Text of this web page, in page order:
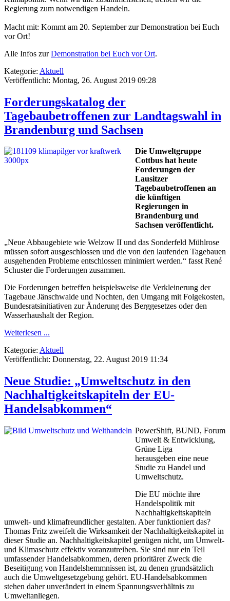
Regierung zum notwendigen Handeln.
Macht mit: Kommt am 20. September zur Demonstration bei Euch
vor Ort!
Alle Infos zurDemonstration bei Euch vor Ort.
Kategorie: Aktuell
Veröffentlicht: Montag, 26. August 2019 09:28
Forderungskatalog der
Tagebaubetroffenen zur Landtagswahl in
Brandenburg und Sachsen
Die Umweltgruppe
Cottbus hat heute
Forderungen der
Lausitzer
Tagebaubetroffenen an
die künftigen
Regierungen in
Brandenburg und
Sachsen veröffentlicht.
„Neue Abbaugebiete wie Welzow II und das Sonderfeld Mühlrose
müssen sofort ausgeschlossen und die von den laufenden Tagebauen
ausgehenden Probleme entschlossen minimiert werden.“ fasst René
Schuster die Forderungen zusammen.
Die Forderungen betreffen beispielsweise die Verkleinerung der
Tagebaue Jänschwalde und Nochten, den Umgang mit Folgekosten,
Bundesratsinitiativen zur Änderung des Berggesetzes oder den
Wasserhaushalt der Region.
Weiterlesen ...
Kategorie: Aktuell
Veröffentlicht: Donnerstag, 22. August 2019 11:34
Neue Studie: „Umweltschutz in den
Nachhaltigkeitskapiteln der EU-
Handelsabkommen“
PowerShift, BUND, Forum
Umwelt & Entwicklung,
Grüne Liga
herausgeben eine neue
Studie zu Handel und
Umweltschutz.
Die EU möchte ihre
Handelspolitik mit
Nachhaltigkeitskapiteln
umwelt- und klimafreundlicher gestalten. Aber funktioniert das?
Thomas Fritz zweifelt die Wirksamkeit der Nachhaltigkeitskapitel in
dieser Studie an. Nachhaltigkeitskapitel genügen nicht, um Umwelt-
und Klimaschutz effektiv voranzutreiben. Sie sind nur ein Teil
umfassender Handelsabkommen, deren prioritärer Zweck die
Beseitigung von Handelshemmnissen ist, zu denen grundsätzlich
auch die Umweltgesetzgebung gehört. EU-Handelsabkommen
stehen daher unverändert in einem Spannungsverhältnis zu
Umweltanliegen.